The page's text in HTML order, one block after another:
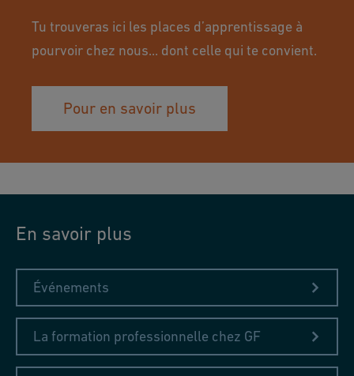
Tu trouveras ici les places d’apprentissage à
pourvoir chez nous... dont celle qui te convient.
Pour en savoir plus
En savoir plus
Événements
La formation professionnelle chez GF